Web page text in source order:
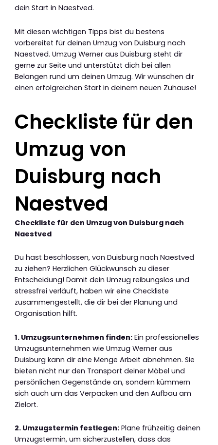
dein Start in Naestved.
Mit diesen wichtigen Tipps bist du bestens
vorbereitet für deinen Umzug von Duisburg nach
Naestved. Umzug Werner aus Duisburg steht dir
gerne zur Seite und unterstützt dich bei allen
Belangen rund um deinen Umzug. Wir wünschen dir
einen erfolgreichen Start in deinem neuen Zuhause!
Checkliste für den
Umzug von
Duisburg nach
Naestved
Checkliste für den Umzug von Duisburg nach
Naestved
Du hast beschlossen, von Duisburg nach Naestved
zu ziehen? Herzlichen Glückwunsch zu dieser
Entscheidung! Damit dein Umzug reibungslos und
stressfrei verläuft, haben wir eine Checkliste
zusammengestellt, die dir bei der Planung und
Organisation hilft.
1. Umzugsunternehmen finden: Ein professionelles
Umzugsunternehmen wie Umzug Werner aus
Duisburg kann dir eine Menge Arbeit abnehmen. Sie
bieten nicht nur den Transport deiner Möbel und
persönlichen Gegenstände an, sondern kümmern
sich auch um das Verpacken und den Aufbau am
Zielort.
2. Umzugstermin festlegen: Plane frühzeitig deinen
Umzugstermin, um sicherzustellen, dass das